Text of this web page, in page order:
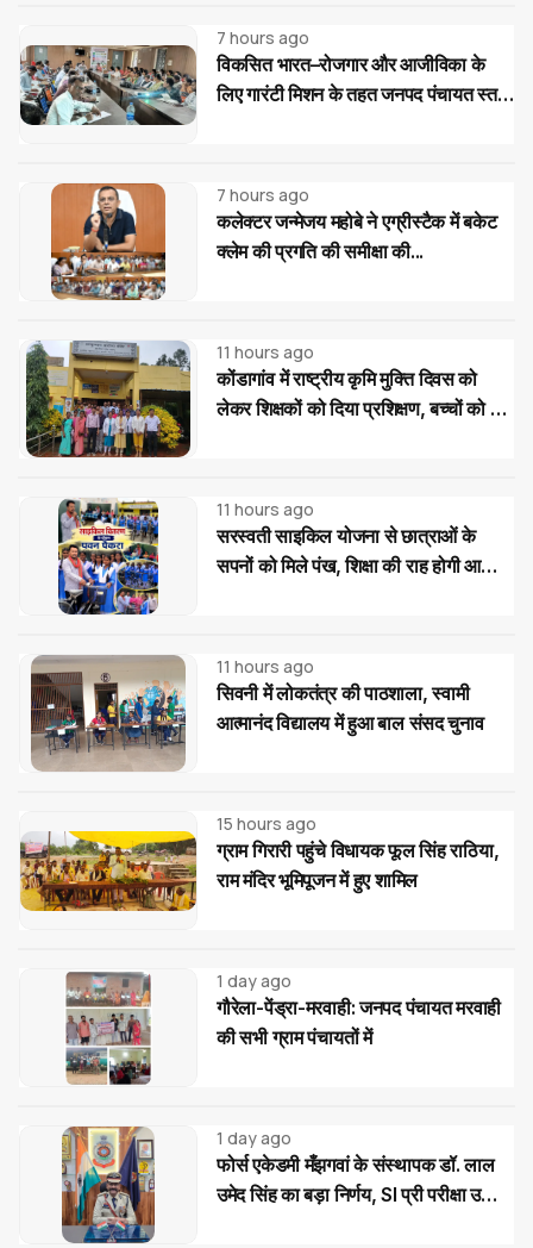
7 hours ago
विकसित भारत–रोजगार और आजीविका के
लिए गारंटी मिशन के तहत जनपद पंचायत स्तर
7 hours ago
कलेक्टर जन्मेजय महोबे ने एग्रीस्टैक में बकेट
क्लेम की प्रगति की समीक्षा की...
11 hours ago
कोंडागांव में राष्ट्रीय कृमि मुक्ति दिवस को
लेकर शिक्षकों को दिया प्रशिक्षण, बच्चों को दवा
11 hours ago
सरस्वती साइकिल योजना से छात्राओं के
सपनों को मिले पंख, शिक्षा की राह होगी आसान:
11 hours ago
सिवनी में लोकतंत्र की पाठशाला, स्वामी
आत्मानंद विद्यालय में हुआ बाल संसद चुनाव
15 hours ago
ग्राम गिरारी पहुंचे विधायक फूल सिंह राठिया,
राम मंदिर भूमिपूजन में हुए शामिल
1 day ago
गौरेला-पेंड्रा-मरवाही: जनपद पंचायत मरवाही
की सभी ग्राम पंचायतों में
1 day ago
फोर्स एकेडमी मँझगवां के संस्थापक डॉ. लाल
उमेद सिंह का बड़ा निर्णय, SI प्री परीक्षा उत्तीर्ण